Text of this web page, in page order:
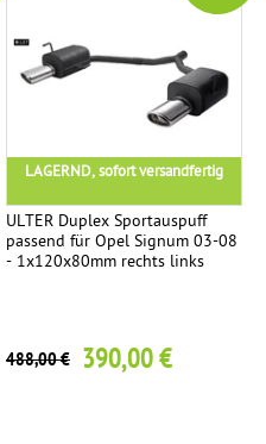
LAGERND, sofort versandfertig
ULTER Duplex Sportauspuff
passend für Opel Signum 03-08
- 1x120x80mm rechts links
488,00 € 390,00 €